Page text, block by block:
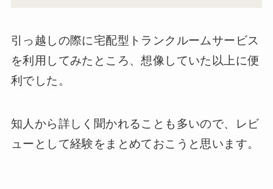
引っ越しの際に宅配型トランクルームサービス
を利用してみたところ、想像していた以上に便
利でした。
知人から詳しく聞かれることも多いので、レビ
ューとして経験をまとめておこうと思います。